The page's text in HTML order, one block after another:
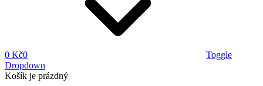
0 Kč0
Toggle
Dropdown
Košík je prázdný